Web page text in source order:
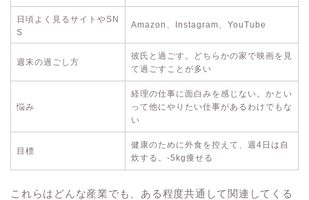
日頃よく見るサイトやSN
S
Amazon、Instagram、YouTube
週末の過ごし方
彼氏と過ごす。どちらかの家で映画を見
て過ごすことが多い
悩み
経理の仕事に面白みを感じない。かとい
って他にやりたい仕事があるわけでもな
い
目標
健康のために外食を控えて、週4日は自
炊する。-5kg痩せる
これらはどんな産業でも、ある程度共通して関連してくる